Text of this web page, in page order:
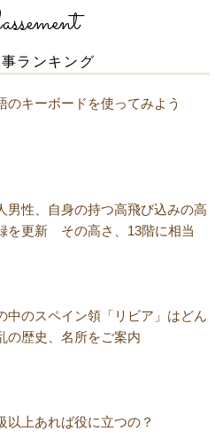
ランキング
のキーボードを使ってみよう
男性、自身の持つ高飛び込みの高
を更新 その高さ、13階に相当
中のスペイン領「リビア」はどん
の歴史、名所をご案内
以上あれば役に立つの？